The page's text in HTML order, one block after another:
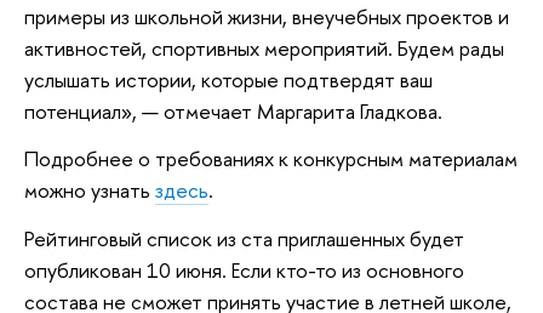
примеры из школьной жизни, внеучебных проектов и
активностей, спортивных мероприятий. Будем рады
услышать истории, которые подтвердят ваш
потенциал», — отмечает Маргарита Гладкова.
Подробнее о требованиях к конкурсным материалам
можно узнать здесь.
Рейтинговый список из ста приглашенных будет
опубликован 10 июня. Если кто-то из основного
состава не сможет принять участие в летней школе,